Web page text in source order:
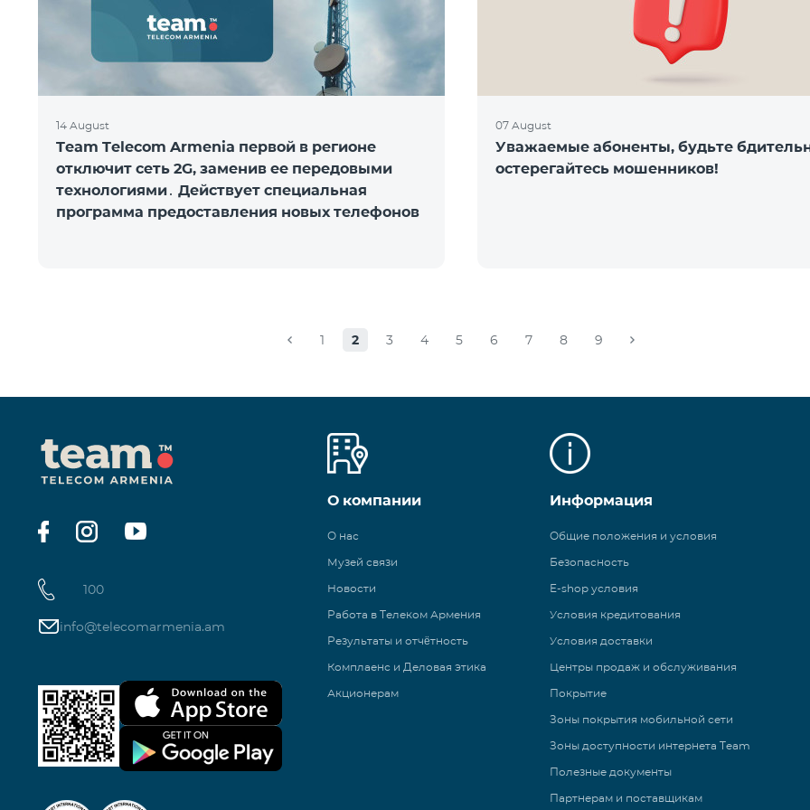
14 August
Team Telecom Armenia первой в регионе
отключит сеть 2G, заменив ее передовыми
технологиями․ Действует специальная
программа предоставления новых телефонов
07 August
Уважаемые абоненты, будьте
остерегайтесь мошенников!
1 2 3 4 5 6 7 8 9
100
info@telecomarmenia.am
О компании
О нас
Музей связи
Новости
Работа в Телеком Армения
Результаты и отчётность
Комплаенс и Деловая этика
Акционерам
Информация
Общие положения и условия
Безопасность
E-shop условия
Условия кредитования
Условия доставки
Центры продаж и обслуживания
Покрытие
Зоны покрытия мобильной сети
Зоны доступности интернета Team
Полезные документы
Партнерам и поставщикам